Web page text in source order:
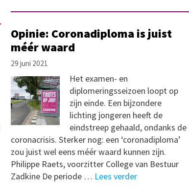
Opinie: Coronadiploma is juist
méér waard
29 juni 2021
Het examen- en
diplomeringsseizoen loopt op
zijn einde. Een bijzondere
lichting jongeren heeft de
eindstreep gehaald, ondanks de
coronacrisis. Sterker nog: een ‘coronadiploma’
zou juist wel eens méér waard kunnen zijn.
Philippe Raets, voorzitter College van Bestuur
Zadkine De periode … Lees verder